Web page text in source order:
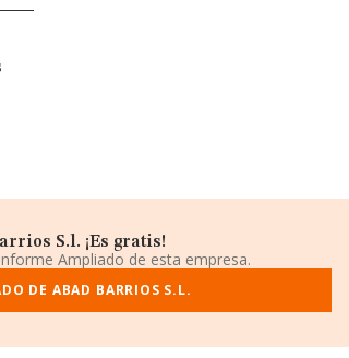
S.l. ¡Es gratis!
Ampliado de esta empresa.
DE ABAD BARRIOS S.L.